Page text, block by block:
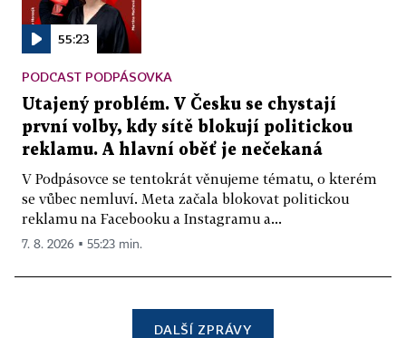
55:23
PODCAST PODPÁSOVKA
Utajený problém. V Česku se chystají
první volby, kdy sítě blokují politickou
reklamu. A hlavní oběť je nečekaná
V Podpásovce se tentokrát věnujeme tématu, o kterém
se vůbec nemluví. Meta začala blokovat politickou
reklamu na Facebooku a Instagramu a...
7. 8. 2026 ▪ 55:23 min.
DALŠÍ ZPRÁVY